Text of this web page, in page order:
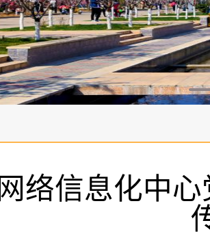
网络信息化中